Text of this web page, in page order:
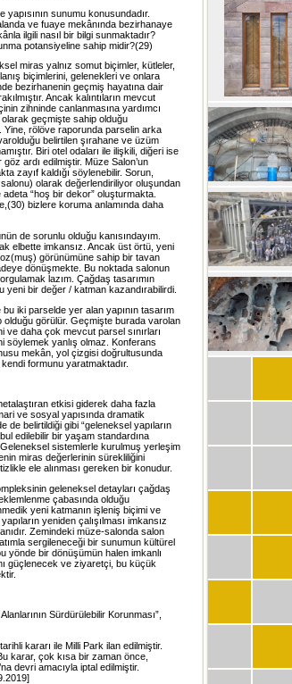
sunumu konusundadır.
ve fuaye mekânında bezirhanaye
ilgili nasıl bir bilgi sunmaktadır?
potansiyeline sahip midir?(29)
miras yalnız somut biçimler, kütleler,
biçimlerini, gelenekleri ve onlara
bezirhanenin geçmiş hayatına dair
Ancak kalıntıların mevcut
zihninde canlanmasına yardımcı
geçmişte sahip olduğu
rölöve raporunda parselin arka
belirtilen şırahane ve üzüm
Biri otel odaları ile ilişkili, diğeri ise
ardı edilmiştir. Müze Salon’un
zayıf kaldığı söylenebilir. Sorun,
olarak değerlendiriliyor oluşundan
“hoş bir dekor” oluşturmakta.
bizlere koruma anlamında daha
de sorunlu olduğu kanısındayım.
elbette imkansız. Ancak üst örtü, yeni
görünümüne sahip bir tavan
dönüşmekte. Bu noktada salonun
lazım. Çağdaş tasarımın
yeni bir değer / katman kazandırabilirdi.
iki parselde yer alan yapının tasarım
olduğu görülür. Geçmişte burada varolan
daha çok mevcut parsel sınırları
söylemek yanlış olmaz. Konferans
mekân, yol çizgisi doğrultusunda
formunu yaratmaktadır.
etkisi giderek daha fazla
ve sosyal yapısında dramatik
belirtildiği gibi “geleneksel yapıların
edilebilir bir yaşam standardına
sistemlerle kurulmuş yerleşim
miras değerlerinin sürekliliğini
ele alınması gereken bir konudur.
geleneksel detayları çağdaş
çabasında olduğu
yeni katmanın işleniş biçimi ve
yeniden çalışılması imkansız
Zemindeki müze-salonda salon
sergileneceği bir sunumun kültürel
yönde bir dönüşümün halen imkanlı
güçlenecek ve ziyaretçi, bu küçük
Sürdürülebilir Korunması”,
kararı ile Milli Park ilan edilmiştir.
karar, çok kısa bir zaman önce,
devri amacıyla iptal edilmiştir.